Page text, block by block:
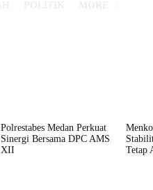
Polrestabes Medan Perkuat
Sinergi Bersama DPC AMS
XII
Tetap